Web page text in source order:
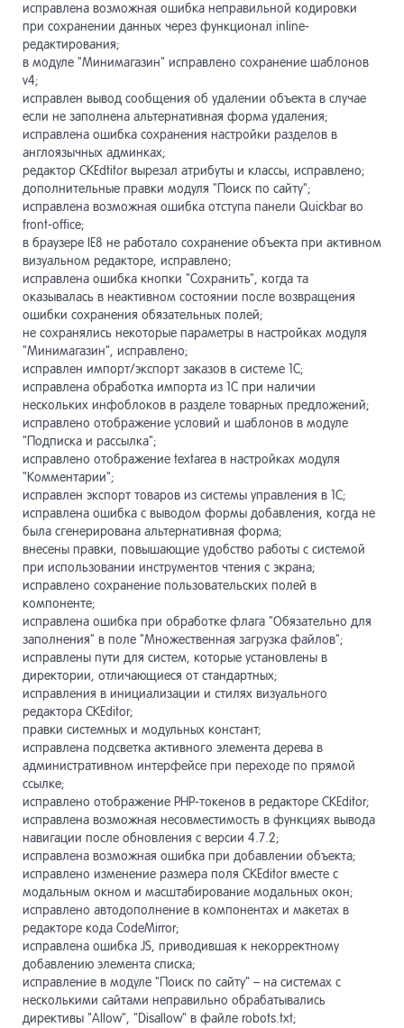
исправлена возможная ошибка неправильной кодировки
при сохранении данных через функционал inline-
редактирования;
в модуле "Минимагазин" исправлено сохранение шаблонов
v4;
исправлен вывод сообщения об удалении объекта в случае
если не заполнена альтернативная форма удаления;
исправлена ошибка сохранения настройки разделов в
англоязычных админках;
редактор CKEdtitor вырезал атрибуты и классы, исправлено;
дополнительные правки модуля "Поиск по сайту";
исправлена возможная ошибка отступа панели Quickbar во
front-office;
в браузере IE8 не работало сохранение объекта при активном
визуальном редакторе, исправлено;
исправлена ошибка кнопки "Сохранить", когда та
оказывалась в неактивном состоянии после возвращения
ошибки сохранения обязательных полей;
не сохранялись некоторые параметры в настройках модуля
"Минимагазин", исправлено;
исправлен импорт/экспорт заказов в системе 1С;
исправлена обработка импорта из 1С при наличии
нескольких инфоблоков в разделе товарных предложений;
исправлено отображение условий и шаблонов в модуле
"Подписка и рассылка";
исправлено отображение textarea в настройках модуля
"Комментарии";
исправлен экспорт товаров из системы управления в 1С;
исправлена ошибка с выводом формы добавления, когда не
была сгенерирована альтернативная форма;
внесены правки, повышающие удобство работы с системой
при использовании инструментов чтения с экрана;
исправлено сохранение пользовательских полей в
компоненте;
исправлена ошибка при обработке флага "Обязательно для
заполнения" в поле "Множественная загрузка файлов";
исправлены пути для систем, которые установлены в
директории, отличающиеся от стандартных;
исправления в инициализации и стилях визуального
редактора CKEditor;
правки системных и модульных констант;
исправлена подсветка активного элемента дерева в
административном интерфейсе при переходе по прямой
ссылке;
исправлено отображение PHP-токенов в редакторе CKEditor;
исправлена возможная несовместимость в функциях вывода
навигации после обновления с версии 4.7.2;
исправлена возможная ошибка при добавлении объекта;
исправлено изменение размера поля CKEditor вместе с
модальным окном и масштабирование модальных окон;
исправлено автодополнение в компонентах и макетах в
редакторе кода CodeMirror;
исправлена ошибка JS, приводившая к некорректному
добавлению элемента списка;
исправление в модуле "Поиск по сайту" – на системах с
несколькими сайтами неправильно обрабатывались
директивы "Allow", "Disallow" в файле robots.txt;